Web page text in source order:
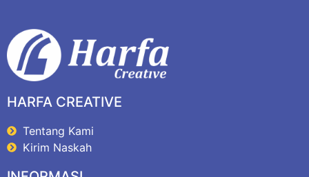
HARFA CREATIVE
Tentang Kami
Kirim Naskah